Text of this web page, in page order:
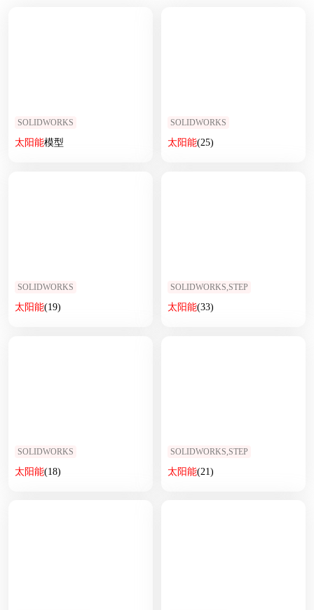
SOLIDWORKS
太阳能模型
SOLIDWORKS
太阳能(25)
SOLIDWORKS
太阳能(19)
SOLIDWORKS,STEP
太阳能(33)
SOLIDWORKS
太阳能(18)
SOLIDWORKS,STEP
太阳能(21)